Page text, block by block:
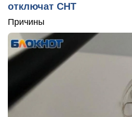
отключат СНТ
Причины